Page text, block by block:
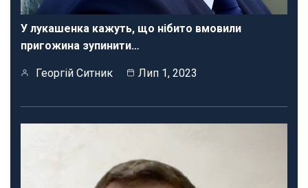
У лукашенка кажуть, що нібито вмовили
пригожина зупинити…
Георгій Ситник Лип 1, 2023